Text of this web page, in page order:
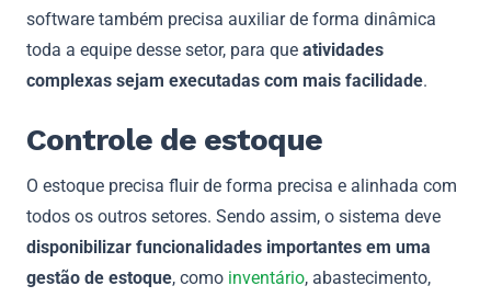
software também precisa auxiliar de forma dinâmica
toda a equipe desse setor, para que atividades
complexas sejam executadas com mais facilidade.
Controle de estoque
O estoque precisa fluir de forma precisa e alinhada com
todos os outros setores. Sendo assim, o sistema deve
disponibilizar funcionalidades importantes em uma
gestão de estoque, como inventário, abastecimento,